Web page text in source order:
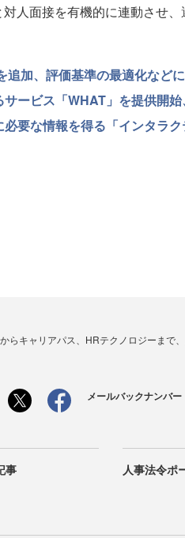
人面接を有機的に連動させ、
追加、評価基準の最適化など
ービス「WHAT」を提供開
要な情報を得る「インタラ
らキャリアパス、HRテクノロジーま
メールバックナンバー
事 人事法令ポ